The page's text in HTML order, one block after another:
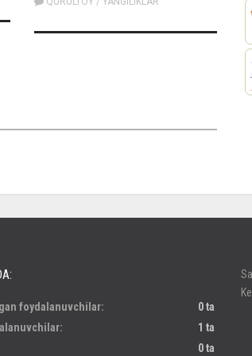
foydalanuvchilar:
0 ta
1 ta
0 ta